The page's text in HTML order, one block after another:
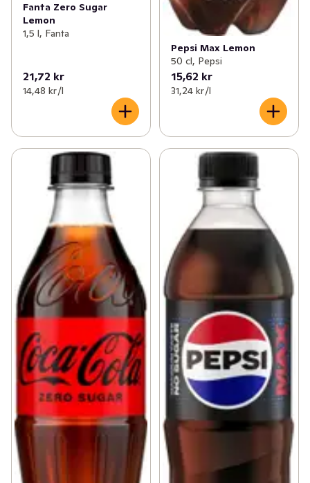
Fanta Zero Sugar
Lemon
1,5 l, Fanta
21,72 kr
14,48 kr /l
Pepsi Max Lemon
50 cl, Pepsi
15,62 kr
31,24 kr /l